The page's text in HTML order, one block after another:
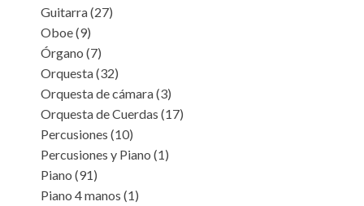
Guitarra(27)
Oboe(9)
Órgano (7)
Orquesta(32)
Orquesta de cámara(3)
Orquesta de Cuerdas (17)
Percusiones (10)
Percusiones y Piano (1)
Piano (91)
Piano 4 manos (1)